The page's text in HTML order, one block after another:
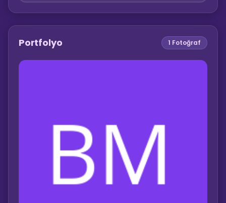
Portfolyo 1 Fotoğraf